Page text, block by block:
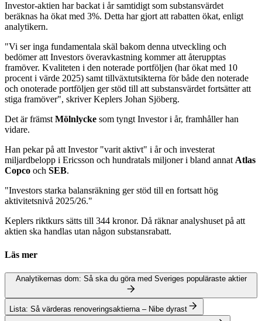
Investor-aktien har backat i år samtidigt som substansvärdet
beräknas ha ökat med 3%. Detta har gjort att rabatten ökat, enligt
analytikern.
"Vi ser inga fundamentala skäl bakom denna utveckling och
bedömer att Investors överavkastning kommer att återupptas
framöver. Kvaliteten i den noterade portföljen (har ökat med 10
procent i värde 2025) samt tillväxtutsikterna för både den noterade
och onoterade portföljen ger stöd till att substansvärdet fortsätter att
stiga framöver", skriver Keplers Johan Sjöberg.
Det är främstMölnlycke som tyngt Investor i år, framhåller han
vidare.
Han pekar på att Investor "varit aktivt" i år och investerat
miljardbelopp i Ericsson och hundratals miljoner i bland annatAtlas
Copco och SEB.
"Investors starka balansräkning ger stöd till en fortsatt hög
aktivitetsnivå 2025/26."
Keplers riktkurs sätts till 344 kronor. Då räknar analyshuset på att
aktien ska handlas utan någon substansrabatt.
Läs mer
Analytikernas dom: Så ska du göra med Sveriges populäraste aktier
Lista: Så värderas renoveringsaktierna – Nibe dyrast